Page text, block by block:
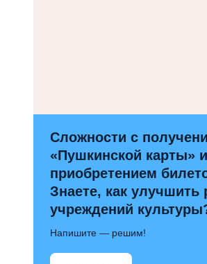
Сложности с
«Пушкинской карты»
приобретением
Знаете, как улучшить
учреждений
Напишите — решим!